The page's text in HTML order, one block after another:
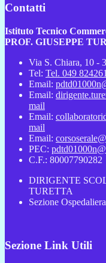
Contatti
Istituto Tecnico
PROF. GIUSEPPE
Via S. Chiara, 10 -
Tel: Tel. 049
Email:
Email:
mail
Email:
mail
Email:
PEC:
C.F.: 80007790282
DIRIGENTE
TURETTA
Sezione
Sezione Link Utili